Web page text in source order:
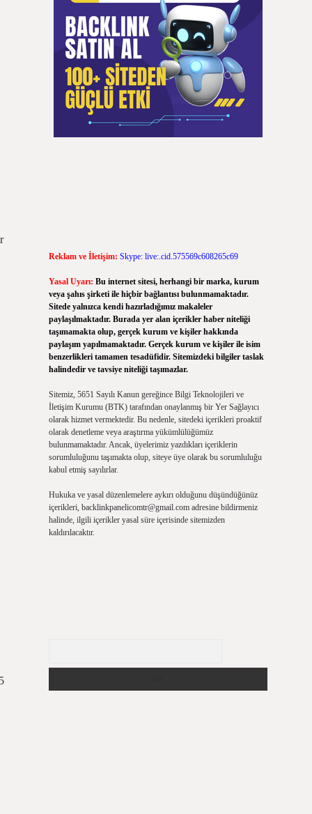
Reklam ve İletişim: Skype: live:.cid.575569c608265c69
Yasal Uyarı: Bu internet sitesi, herhangi bir marka, kurum
veya şahıs şirketi ile hiçbir bağlantısı bulunmamaktadır.
Sitede yalnızca kendi hazırladığımız makaleler
paylaşılmaktadır. Burada yer alan içerikler haber niteliği
taşımamakta olup, gerçek kurum ve kişiler hakkında
paylaşım yapılmamaktadır. Gerçek kurum ve kişiler ile isim
benzerlikleri tamamen tesadüfidir. Sitemizdeki bilgiler taslak
halindedir ve tavsiye niteliği taşımazlar.
Sitemiz, 5651 Sayılı Kanun gereğince Bilgi Teknolojileri ve
İletişim Kurumu (BTK) tarafından onaylanmış bir Yer Sağlayıcı
olarak hizmet vermektedir. Bu nedenle, sitedeki içerikleri proaktif
olarak denetleme veya araştırma yükümlülüğümüz
bulunmamaktadır. Ancak, üyelerimiz yazdıkları içeriklerin
sorumluluğunu taşımakta olup, siteye üye olarak bu sorumluluğu
kabul etmiş sayılırlar.
Hukuka ve yasal düzenlemelere aykırı olduğunu düşündüğünüz
içerikleri, backlinkpanelicomtr@gmail.comadresine bildirmeniz
halinde, ilgili içerikler yasal süre içerisinde sitemizden
kaldırılacaktır.